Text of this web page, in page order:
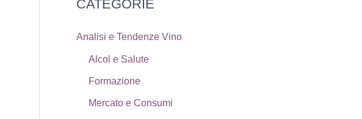
CATEGORIE
Analisi e Tendenze Vino
Alcol e Salute
Formazione
Mercato e Consumi